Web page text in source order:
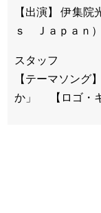
【出演】 伊集院
ｓ Ｊａｐａｎ）
スタッフ
【テーマソング
か」 【ロゴ・